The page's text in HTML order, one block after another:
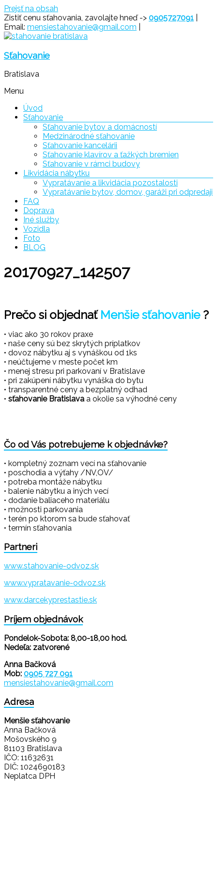
Prejsť na obsah
Zistiť cenu sťahovania, zavolajte hneď -> 0905727091
Email: mensiestahovanie@gmail.com
Sťahovanie
Bratislava
Menu
Úvod
Sťahovanie
Sťahovanie bytov a domácností
Medzinárodné sťahovanie
Sťahovanie kancelárii
Sťahovanie klavírov a ťažkých bremien
Sťahovanie v rámci budovy
Likvidácia nábytku
Vypratávanie a likvidácia pozostalosti
Vypratávanie bytov, domov, garáži pri odpredaji
FAQ
Doprava
Iné služby
Vozidla
Foto
BLOG
20170927_142507
Prečo si objednať Menšie sťahovanie ?
• viac ako 30 rokov praxe
• naše ceny sú bez skrytých príplatkov
• dovoz nábytku aj s vynáškou od 1ks
• neúčtujeme v meste počet km
• menej stresu pri parkovaní v Bratislave
• pri zakúpení nábytku vynáška do bytu
• transparentné ceny a bezplatný odhad
• sťahovanie Bratislava a okolie sa výhodné ceny
Čo od Vás potrebujeme k objednávke?
• kompletný zoznam vecí na sťahovanie
• poschodia a výťahy /NV,OV/
• potreba montáže nábytku
• balenie nábytku a iných vecí
• dodanie baliaceho materiálu
• možnosti parkovania
• terén po ktorom sa bude sťahovať
• termín sťahovania
Partneri
www.stahovanie-odvoz.sk
www.vypratavanie-odvoz.sk
www.darcekyprestastie.sk
Príjem objednávok
Pondelok-Sobota: 8,00-18,00 hod.
Nedeľa: zatvorené
Anna Bačková
Mob: 0905 727 091
mensiestahovanie@gmail.com
Adresa
Menšie sťahovanie
Anna Bačková
Mošovského 9
81103 Bratislava
IČO: 11632631
DIČ: 1024690183
Neplatca DPH